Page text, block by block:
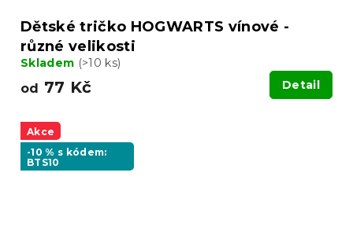
Dětské tričko HOGWARTS vínové -
různé velikosti
Skladem (>10 ks)
od 77 Kč Detail
Akce
-10 % s kódem:
BTS10